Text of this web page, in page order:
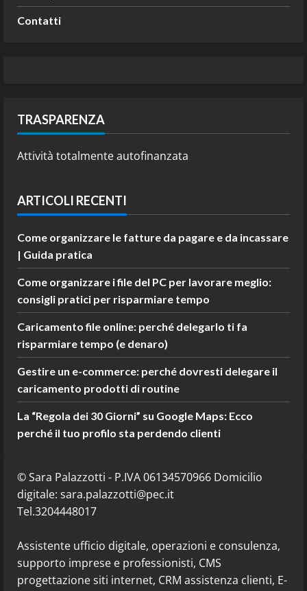
Contatti
TRASPARENZA
Attività totalmente autofinanzata
ARTICOLI RECENTI
Come organizzare le fatture da pagare e da incassare
| Guida pratica
Come organizzare i file del PC per lavorare meglio:
consigli pratici per risparmiare tempo
Caricamento file online: perché delegarlo ti fa
risparmiare tempo (e denaro)
Gestire un e-commerce: perché dovresti delegare il
caricamento prodotti di routine
La “Regola dei 30 Giorni” su Google Maps: Ecco
perché il tuo profilo sta perdendo clienti
© Sara Palazzotti - P.IVA 06134570966 Domicilio
digitale: sara.palazzotti@pec.it
Tel.3204448017
Assistente ufficio digitale, operazioni e consulenza,
supporto imprese e professionisti, CMS
progettazione siti internet, CRM assistenza clienti, E-